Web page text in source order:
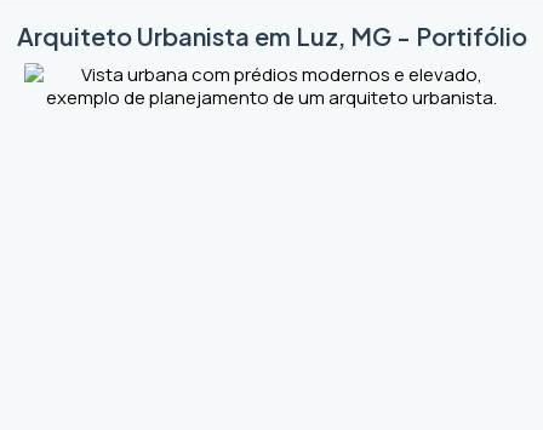
Arquiteto Urbanista em Luz, MG - Portifólio